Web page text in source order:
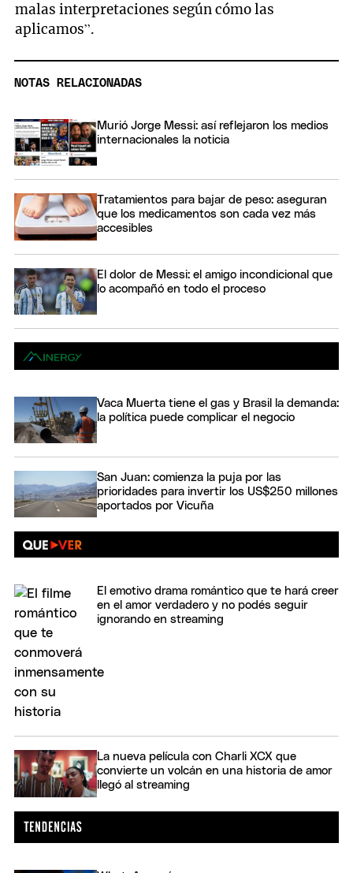
malas interpretaciones según cómo las
aplicamos”.
NOTAS RELACIONADAS
Murió Jorge Messi: así reflejaron los medios
internacionales la noticia
Tratamientos para bajar de peso: aseguran
que los medicamentos son cada vez más
accesibles
El dolor de Messi: el amigo incondicional que
lo acompañó en todo el proceso
Vaca Muerta tiene el gas y Brasil la demanda:
la política puede complicar el negocio
San Juan: comienza la puja por las
prioridades para invertir los US$250 millones
aportados por Vicuña
El emotivo drama romántico que te hará creer
en el amor verdadero y no podés seguir
ignorando en streaming
La nueva película con Charli XCX que
convierte un volcán en una historia de amor
llegó al streaming